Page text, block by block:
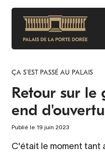
Aller
contenu
principal
ÇA S'EST PASSÉ AU PALAIS
Retour sur le
end
Publié le 19 juin 2023
C'était le moment tant